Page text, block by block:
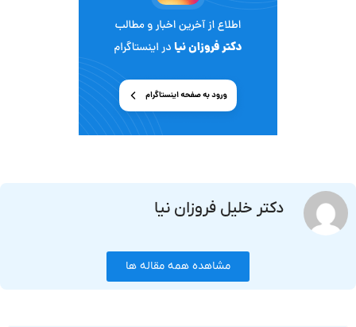
دکتر خلیل فروزان نیا
مشاهده همه مقاله ها